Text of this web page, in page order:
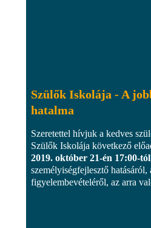
Szülők Iskolája - A
hatalma
Szeretettel hívjuk a kedves
Szülők Iskolája következő
2019. október 21-én 17:00-tól
személyiségfejlesztő
figyelembevételéről, az arra